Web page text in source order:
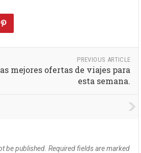
PREVIOUS ARTICLE
mejores ofertas de viajes para
esta semana.
be published. Required fields are marked